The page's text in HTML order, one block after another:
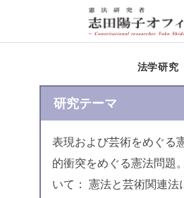
法学研究
研究テーマ
表現および芸術をめぐる
的衝突をめぐる憲法問題
いて： 憲法と芸術関連法